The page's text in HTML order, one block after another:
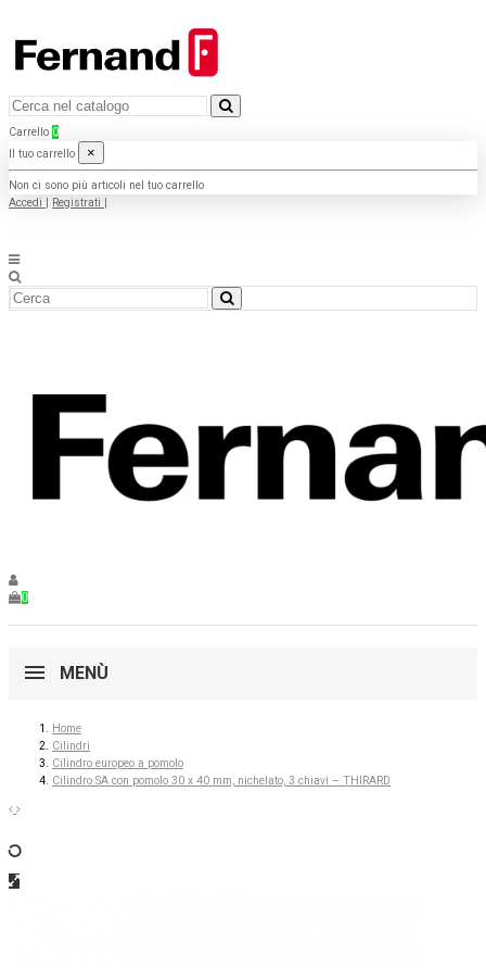
Carrello 0
Il tuo carrello
×
Non ci sono più articoli nel tuo carrello
Accedi
Registrati
0
MENÙ
Home
Cilindri
Cilindro europeo a pomolo
Cilindro SA con pomolo 30 x 40 mm, nichelato, 3 chiavi – THIRARD